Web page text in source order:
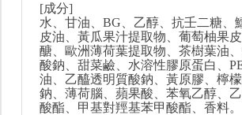
[成分]
水、甘油、BG、乙醇、抗壬二糖、
皮油、黃瓜果汁提取物、葡萄柚果
醣、歐洲薄荷葉提取物、茶樹葉油
酸鈉、甜菜鹼、水溶性膠原蛋白、
油、乙醯透明質酸鈉、黃原膠、檸
鈉、薄荷腦、蘋果酸、苯氧乙醇、
酸酯、甲基對羥基苯甲酸酯、香料。